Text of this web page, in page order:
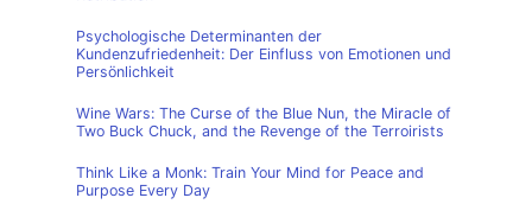
Psychologische Determinanten der
Kundenzufriedenheit: Der Einfluss von Emotionen und
Persönlichkeit
Wine Wars: The Curse of the Blue Nun, the Miracle of
Two Buck Chuck, and the Revenge of the Terroirists
Think Like a Monk: Train Your Mind for Peace and
Purpose Every Day